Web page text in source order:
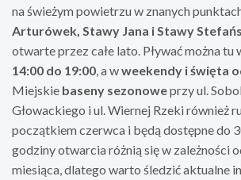
na świeżym powietrzu w znanych
Arturówek, Stawy Jana i Stawy
otwarte przez całe lato. Pływać można tu
14:00 do 19:00 , a wweekendy i święta
Miejskie baseny sezonoweprzy ul.
Głowackiego i ul. Wiernej Rzeki również
początkiem czerwca i będą dostępne do
godziny otwarcia różnią się w zależności
miesiąca, dlatego warto śledzić aktualne